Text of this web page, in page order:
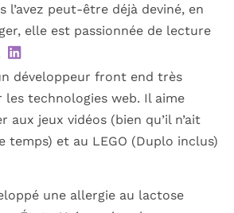
l’avez peut-être déjà deviné, en
elle est passionnée de lecture
développeur front end très
les technologies web. Il aime
aux jeux vidéos (bien qu’il n’ait
temps) et au LEGO (Duplo inclus)
une allergie au lactose